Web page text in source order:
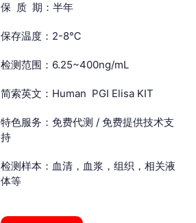
保 质 期：半年
保存温度：2-8℃
检测范围：6.25~400ng/mL
简索英文：Human PGⅠ Elisa KIT
特色服务：免费代测 / 免费提供技术支
持
检测样本：血清，血浆，组织，相关液
体等